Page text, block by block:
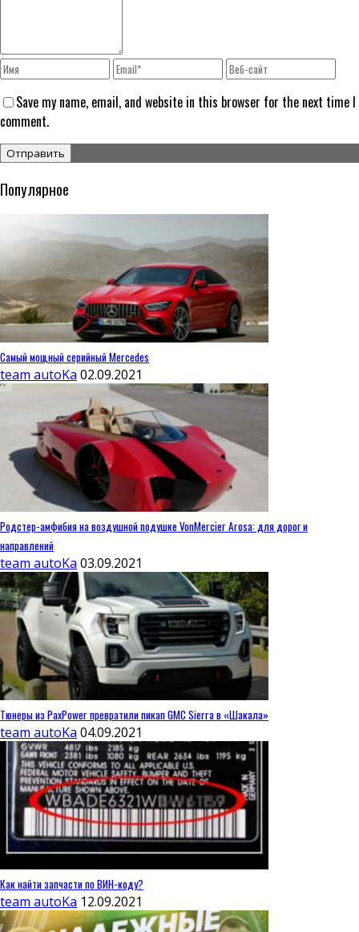
Save my name, email, and website in this browser for the next time I
comment.
Популярное
Самый мощный серийный Mercedes
team autoKa 02.09.2021
Родстер-амфибия на воздушной подушке VonMercier Arosa: для дорог и
направлений
team autoKa 03.09.2021
Тюнеры из PaxPower превратили пикап GMC Sierra в «Шакала»
team autoKa 04.09.2021
Как найти запчасти по ВИН-коду?
team autoKa 12.09.2021